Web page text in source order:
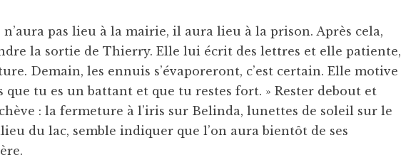
pas lieu à la mairie, il aura lieu à la prison. Après cela,
la sortie de Thierry. Elle lui écrit des lettres et elle patiente,
Demain, les ennuis s’évaporeront, c’est certain. Elle motive
que tu es un battant et que tu restes fort. » Rester debout et
: la fermeture à l’iris sur Belinda, lunettes de soleil sur le
du lac, semble indiquer que l’on aura bientôt de ses